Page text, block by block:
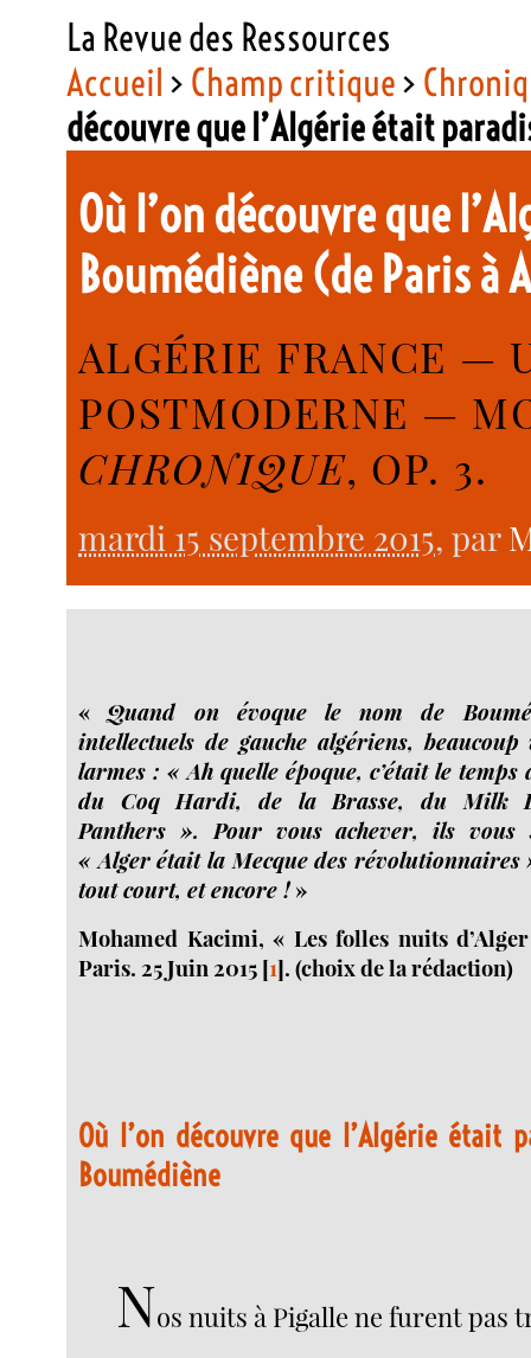
La Revue des Ressources
Accueil > Champ critique>
découvre que l’Algérie était
Où l’on découvre que
Boumédiène (de Paris à
ALGÉRIE FRANCE —
POSTMODERNE —
CHRONIQUE, OP. 3.
mardi 15 septembre 2015, par
«Quand on évoque le nom de
intellectuels de gauche algériens,
larmes : « Ah quelle époque, c’était le temps
du Coq Hardi, de la Brasse, du Milk
Panthers ». Pour vous achever, ils
« Alger était la Mecque des révolutionnaires
tout court, et encore ! »
Mohamed Kacimi, « Les folles nuits
Paris. 25 Juin 2015 [1]. (choix de la rédaction)
Où l’on découvre que l’Algérie était
Boumédiène
Nos nuits à Pigalle ne furent pas